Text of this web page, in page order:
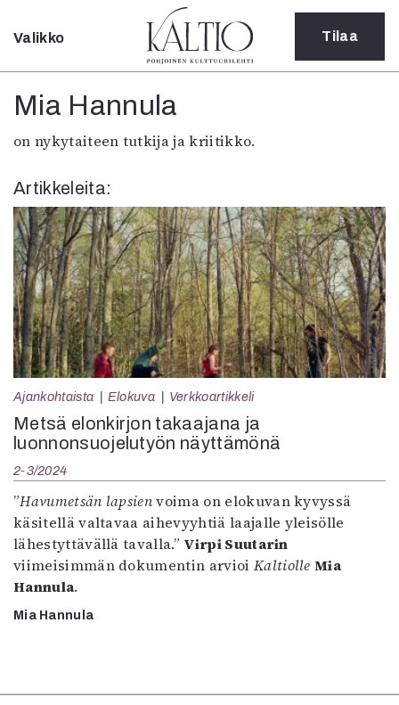
Sulje
Kategoriat
Teatteri
Sarjakuva
Sámegillii
Pääkirjoitus
Paperilehdestä
Oulu2026
Näyttelyt
Musiikki
Levyt
Kirjat
In English
Esitystaide
Lehdet
4/2026
2–3/2026
Valikko Tilaa
Mia Hannula
on nykytaiteen tutkija ja kriitikko.
Artikkeleita:
Ajankohtaista Elokuva Verkkoartikkeli
Metsä elonkirjon takaajana ja
luonnonsuojelutyön näyttämönä
2-3/2024
”Havumetsän lapsienvoima on elokuvan kyvyssä
käsitellä valtavaa aihevyyhtiä laajalle yleisölle
lähestyttävällä tavalla.” Virpi Suutarin
viimeisimmän dokumentin arvioi Kaltiolle Mia
Hannula.
Mia Hannula